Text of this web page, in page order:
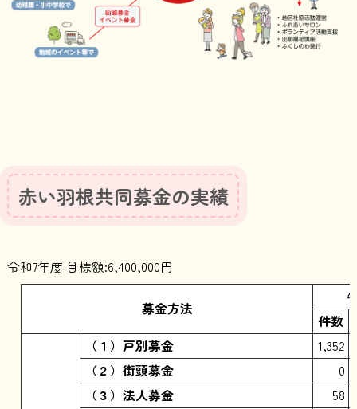
赤い羽根共同募金の実績
令和7年度 目標額:6,400,000円
募金方法
件数
（１）戸別募金
1,352
（２）街頭募金
0
（３）法人募金
58